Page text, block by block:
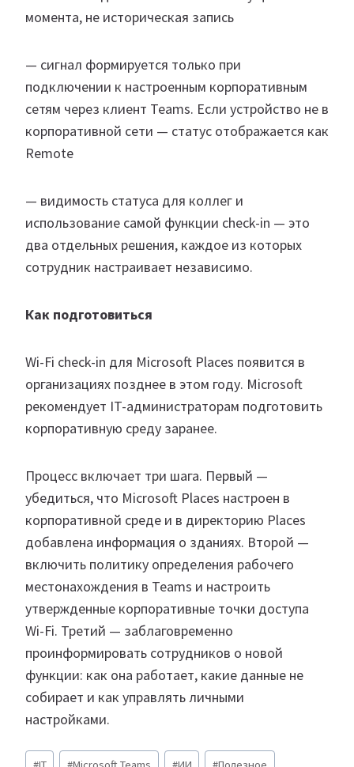
момента, не историческая запись
— сигнал формируется только при
подключении к настроенным корпоративным
сетям через клиент Teams. Если устройство не в
корпоративной сети — статус отображается как
Remote
— видимость статуса для коллег и
использование самой функции check-in — это
два отдельных решения, каждое из которых
сотрудник настраивает независимо.
Как подготовиться
Wi-Fi check-in для Microsoft Places появится в
организациях позднее в этом году. Microsoft
рекомендует IT-администраторам подготовить
корпоративную среду заранее.
Процесс включает три шага. Первый —
убедиться, что Microsoft Places настроен в
корпоративной среде и в директорию Places
добавлена информация о зданиях. Второй —
включить политику определения рабочего
местонахождения в Teams и настроить
утвержденные корпоративные точки доступа
Wi-Fi. Третий — заблаговременно
проинформировать сотрудников о новой
функции: как она работает, какие данные не
собирает и как управлять личными
настройками.
Метки